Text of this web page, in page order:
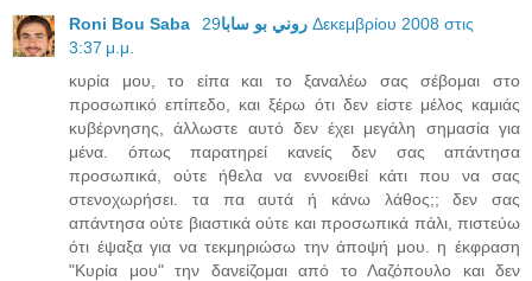
Roni Bou Saba روني بو سابا29 Δεκεμβρίου 2008 στις
3:37 μ.μ.
κυρία μου, το είπα και το ξαναλέω σας σέβομαι στο
προσωπικό επίπεδο, και ξέρω ότι δεν είστε μέλος καμιάς
κυβέρνησης, άλλωστε αυτό δεν έχει μεγάλη σημασία για
μένα. όπως παρατηρεί κανείς δεν σας απάντησα
προσωπικά, ούτε ήθελα να εννοειθεί κάτι που να σας
στενοχωρήσει. τα πα αυτά ή κάνω λάθος;; δεν σας
απάντησα ούτε βιαστικά ούτε και προσωπικά πάλι, πιστεύω
ότι έψαξα για να τεκμηριώσω την άποψή μου. η έκφραση
"Κυρία μου" την δανείζομαι από το Λαζόπουλο και δεν